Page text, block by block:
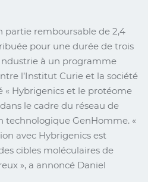
partie remboursable de 2,4
pour une durée de trois
à un programme
l’Institut Curie et la société
« Hybrigenics et le protéome
le cadre du réseau de
technologique GenHomme. «
avec Hybrigenics est
cibles moléculaires de
», a annoncé Daniel